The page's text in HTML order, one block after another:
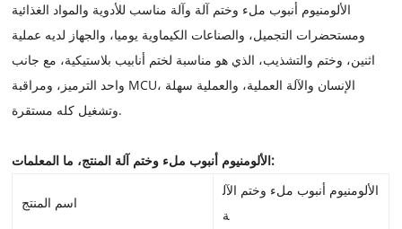
الألومنيوم أنبوب ملء وختم آلة وآلة مناسب للأدوية والمواد الغذائية
ومستحضرات التجميل، والصناعات الكيماوية يوميا، والجهاز لديه عملية
اثنين، وختم والتشذيب، الذي هو مناسبة لختم أنابيب بلاستيكية، مع جانب
واحد الترميز، ومراقبة MCU، الإنسان والآلة العملية، والعملية سهلة
وتشغيل كله مستقرة.
الألومنيوم أنبوب ملء وختم آلةالمنتج، ما المعلمات:
اسم المنتج
الألومنيوم أنبوب ملء وختم الآل
ة